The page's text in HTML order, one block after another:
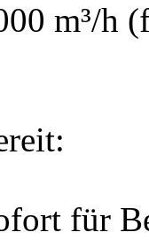
m³/h
für